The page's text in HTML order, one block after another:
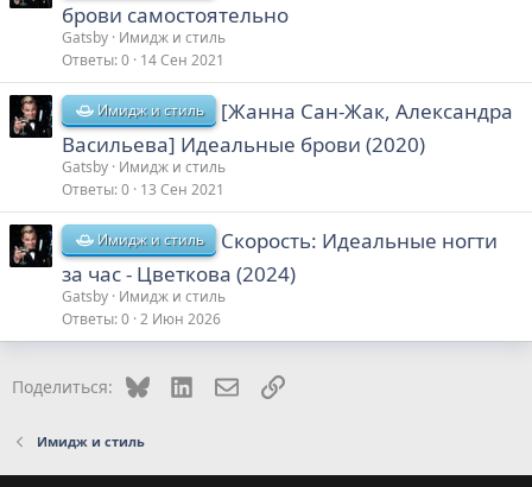
брови самостоятельно
Gatsby Имидж и стиль
Ответы 0 14 Сен 2021
Имидж и стиль
[Жанна Сан-Жак, Александра
Васильева] Идеальные брови (2020)
Gatsby Имидж и стиль
Ответы 0 13 Сен 2021
Имидж и стиль
Скорость: Идеальные ногти
за час - Цветкова (2024)
Gatsby Имидж и стиль
Ответы 0 2 Июн 2026
Поделиться: Bluesky LinkedInЭлектронная почта
Ссылка
Имидж и стиль